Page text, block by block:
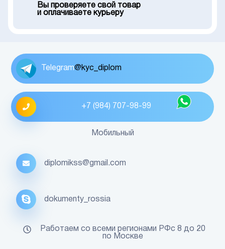
Вы проверяете свой товар
и оплачиваете курьеру
Telegram@kyc_diplom
+7 (984) 707-98-99
Мобильный
diplomikss@gmail.com
dokumenty_rossia
Работаем со всеми регионами РФс 8 до 20
по Москве